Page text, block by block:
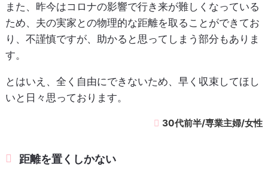
また、昨今はコロナの影響で行き来が難しくなっている
ため、夫の実家との物理的な距離を取ることができてお
り、不謹慎ですが、助かると思ってしまう部分もありま
す。
とはいえ、全く自由にできないため、早く収束してほし
いと日々思っております。
30代前半/専業主婦/女性
距離を置くしかない